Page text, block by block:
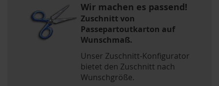
Wir machen es passend!
Zuschnitt von
Passepartoutkarton auf
Wunschmaß.
Unser Zuschnitt-Konfigurator
bietet den Zuschnitt nach
Wunschgröße.